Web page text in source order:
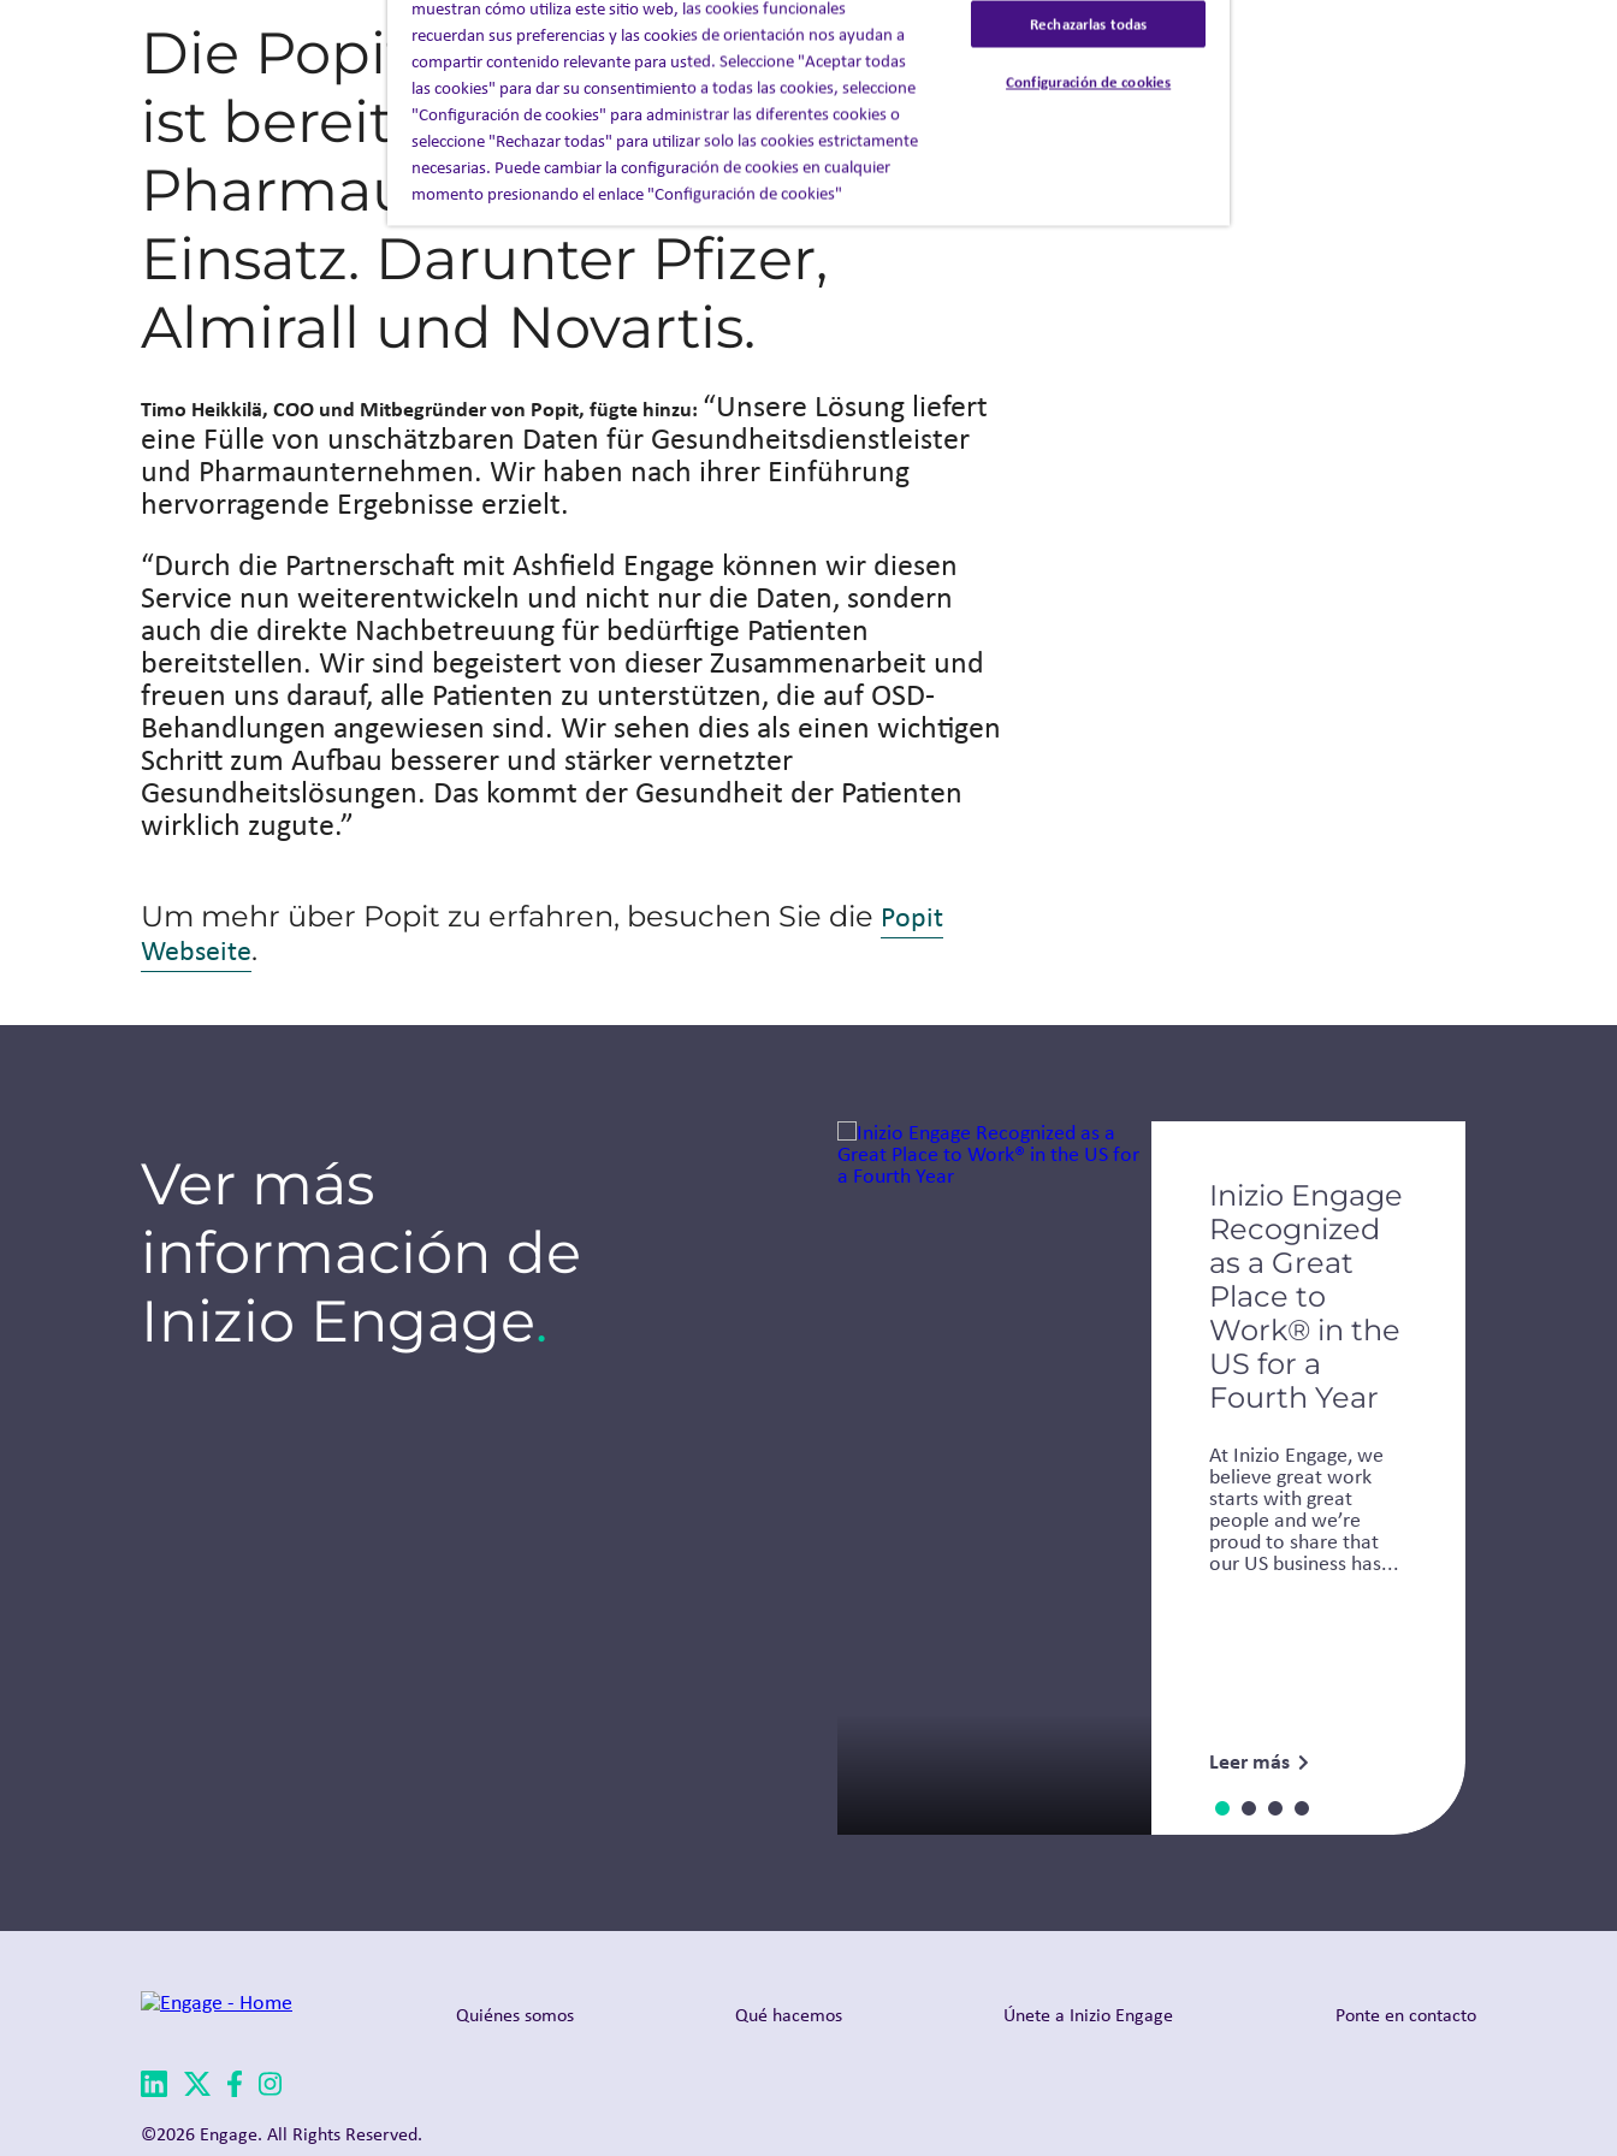
Die Popit Sense-Technologie
ist bereits bei vielen großen
Pharmaunternehmen im
Einsatz. Darunter Pfizer,
Almirall und Novartis.
Timo Heikkilä, COO und Mitbegründer von Popit, fügte hinzu: “Unsere Lösung liefert
eine Fülle von unschätzbaren Daten für Gesundheitsdienstleister
und Pharmaunternehmen. Wir haben nach ihrer Einführung
hervorragende Ergebnisse erzielt.
“Durch die Partnerschaft mit Ashfield Engage können wir diesen
Service nun weiterentwickeln und nicht nur die Daten, sondern
auch die direkte Nachbetreuung für bedürftige Patienten
bereitstellen. Wir sind begeistert von dieser Zusammenarbeit und
freuen uns darauf, alle Patienten zu unterstützen, die auf OSD-
Behandlungen angewiesen sind. Wir sehen dies als einen wichtigen
Schritt zum Aufbau besserer und stärker vernetzter
Gesundheitslösungen. Das kommt der Gesundheit der Patienten
wirklich zugute.”
Um mehr über Popit zu erfahren, besuchen Sie die Popit
Webseite.
Ver más
información de
Inizio Engage.
Jump to a slide with the slide dots.
Inizio Engage
Recognized
as a Great
Place to
Work® in the
US for a
Fourth Year
At Inizio Engage, we
believe great work
starts with great
people and we’re
proud to share that
our US business has...
Leer más
Quiénes somos Qué hacemos Únete a Inizio Engage Ponte en contacto
©2026 Engage. All Rights Reserved.
muestran cómo utiliza este sitio web, las cookies funcionales
recuerdan sus preferencias y las cookies de orientación nos ayudan a
compartir contenido relevante para usted. Seleccione "Aceptar todas
las cookies" para dar su consentimiento a todas las cookies, seleccione
"Configuración de cookies" para administrar las diferentes cookies o
seleccione "Rechazar todas" para utilizar solo las cookies estrictamente
necesarias. Puede cambiar la configuración de cookies en cualquier
momento presionando el enlace "Configuración de cookies"
Rechazarlas todas
Configuración de cookies